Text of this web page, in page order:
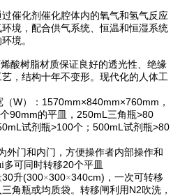
催化剂催化腔体内的氧气和氢气反应
境，配合供气系统、恒温和恒湿系统
境。
酸树脂材质保证良好的透光性、绝缘
，结构十年不变形。现代化的人体工
（W）： 1570mm×840mm×760mm ，
个90mm的平皿， 250mL 三角瓶>80
试剂瓶>100个；500mL试剂瓶>80
外门和内门，方便操作者内部操作和
多可同时转移20个平皿
30升(300×300×340cm) ，一次可转移
角瓶或均质袋。转移闸利用 N2 吹洗，